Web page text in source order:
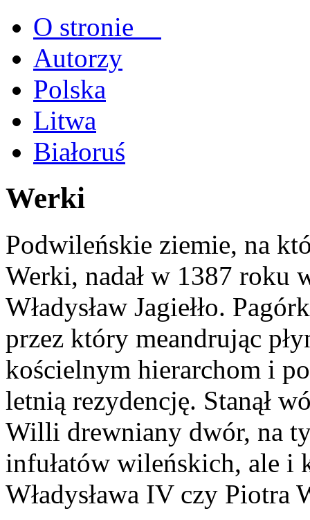
O stronie
Autorzy
Polska
Litwa
Białoruś
Werki
Podwileńskie ziemie, na
Werki, nadał w 1387 roku
Władysław Jagiełło.
przez który meandrując
kościelnym hierarchom i
letnią rezydencję. Stanął
Willi drewniany dwór, na
infułatów wileńskich, ale i
Władysława IV czy Piotra